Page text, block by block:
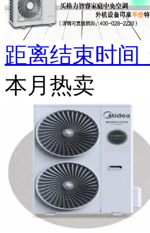
距离结束时间
本月热卖